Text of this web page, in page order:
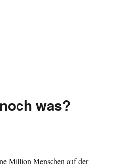
was?
Million Menschen auf der